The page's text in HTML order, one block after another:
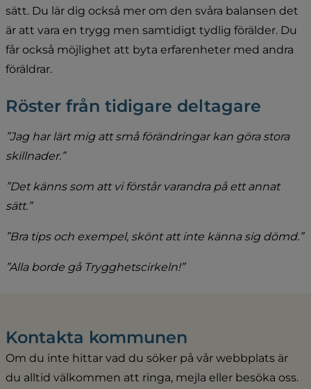
sätt. Du lär dig också mer om den svåra balansen det
är att vara en trygg men samtidigt tydlig förälder. Du
får också möjlighet att byta erfarenheter med andra
föräldrar.
Röster från tidigare deltagare
”Jag har lärt mig att små förändringar kan göra stora
skillnader.”
”Det känns som att vi förstår varandra på ett annat
sätt.”
”Bra tips och exempel, skönt att inte känna sig dömd.”
”Alla borde gå Trygghetscirkeln!”
Kontakta kommunen
Om du inte hittar vad du söker på vår webbplats är
du alltid välkommen att ringa, mejla eller besöka oss.